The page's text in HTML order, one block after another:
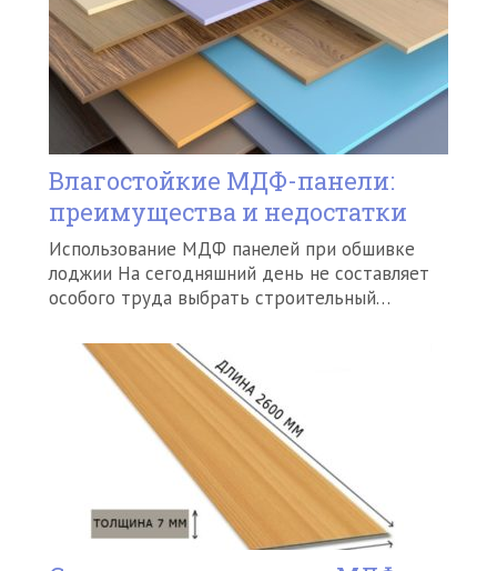
Влагостойкие МДФ-панели:
преимущества и недостатки
Использование МДФ панелей при обшивке
лоджии На сегодняшний день не составляет
особого труда выбрать строительный…